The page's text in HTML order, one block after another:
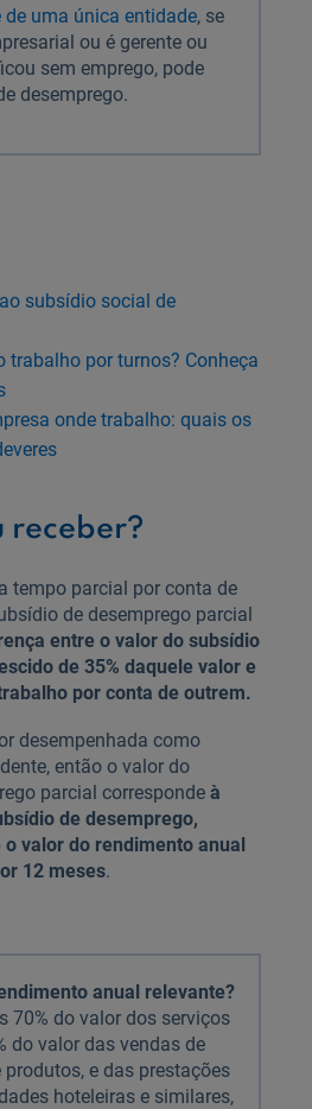
uma única entidade, se
ou é gerente ou
sem emprego, pode
desemprego.
subsídio social de
trabalho por turnos? Conheça
onde trabalho: quais os
receber?
tempo parcial por conta de
de desemprego parcial
entre o valor do subsídio
de 35% daquele valor e
por conta de outrem.
desempenhada como
então o valor do
parcial correspondeà
de desemprego,
o valor do rendimento anual
12 meses.
anual relevante?
70% do valor dos serviços
do valor das vendas de
e das prestações
hoteleiras e similares,